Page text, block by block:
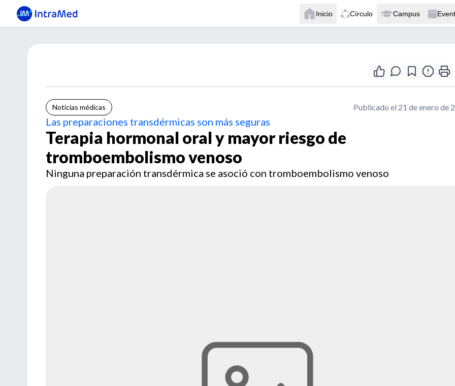
Inicio Círculo Campus
Noticias médicas Publicado el 21 de enero de
Las preparaciones transdérmicas son más seguras
Terapia hormonal oral y mayor riesgo de
tromboembolismo venoso
Ninguna preparación transdérmica se asoció con tromboembolismo venoso